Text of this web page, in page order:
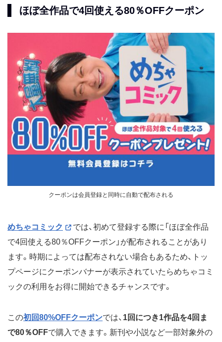
ほぼ全作品で4回使える80％OFFクーポン
クーポンは会員登録と同時に自動で配布される
めちゃコミック
では、初めて登録する際に「ほぼ全作品
で4回使える80％OFFクーポン」が配布されることがあり
ます。時期によっては配布されない場合もあるため、トッ
プページにクーポンバナーが表示されていたらめちゃコミ
ックの利用をお得に開始できるチャンスです。
この初回80%OFFクーポンでは、 1回につき1作品を4回ま
で80％OFFで購入できます。新刊や小説など一部対象外の